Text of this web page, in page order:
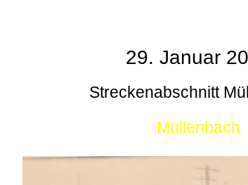
29. Januar
Streckenabschnitt
Müllenbach